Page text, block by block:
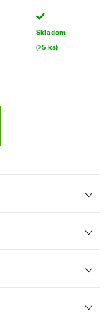
Skladom
(>5 ks)